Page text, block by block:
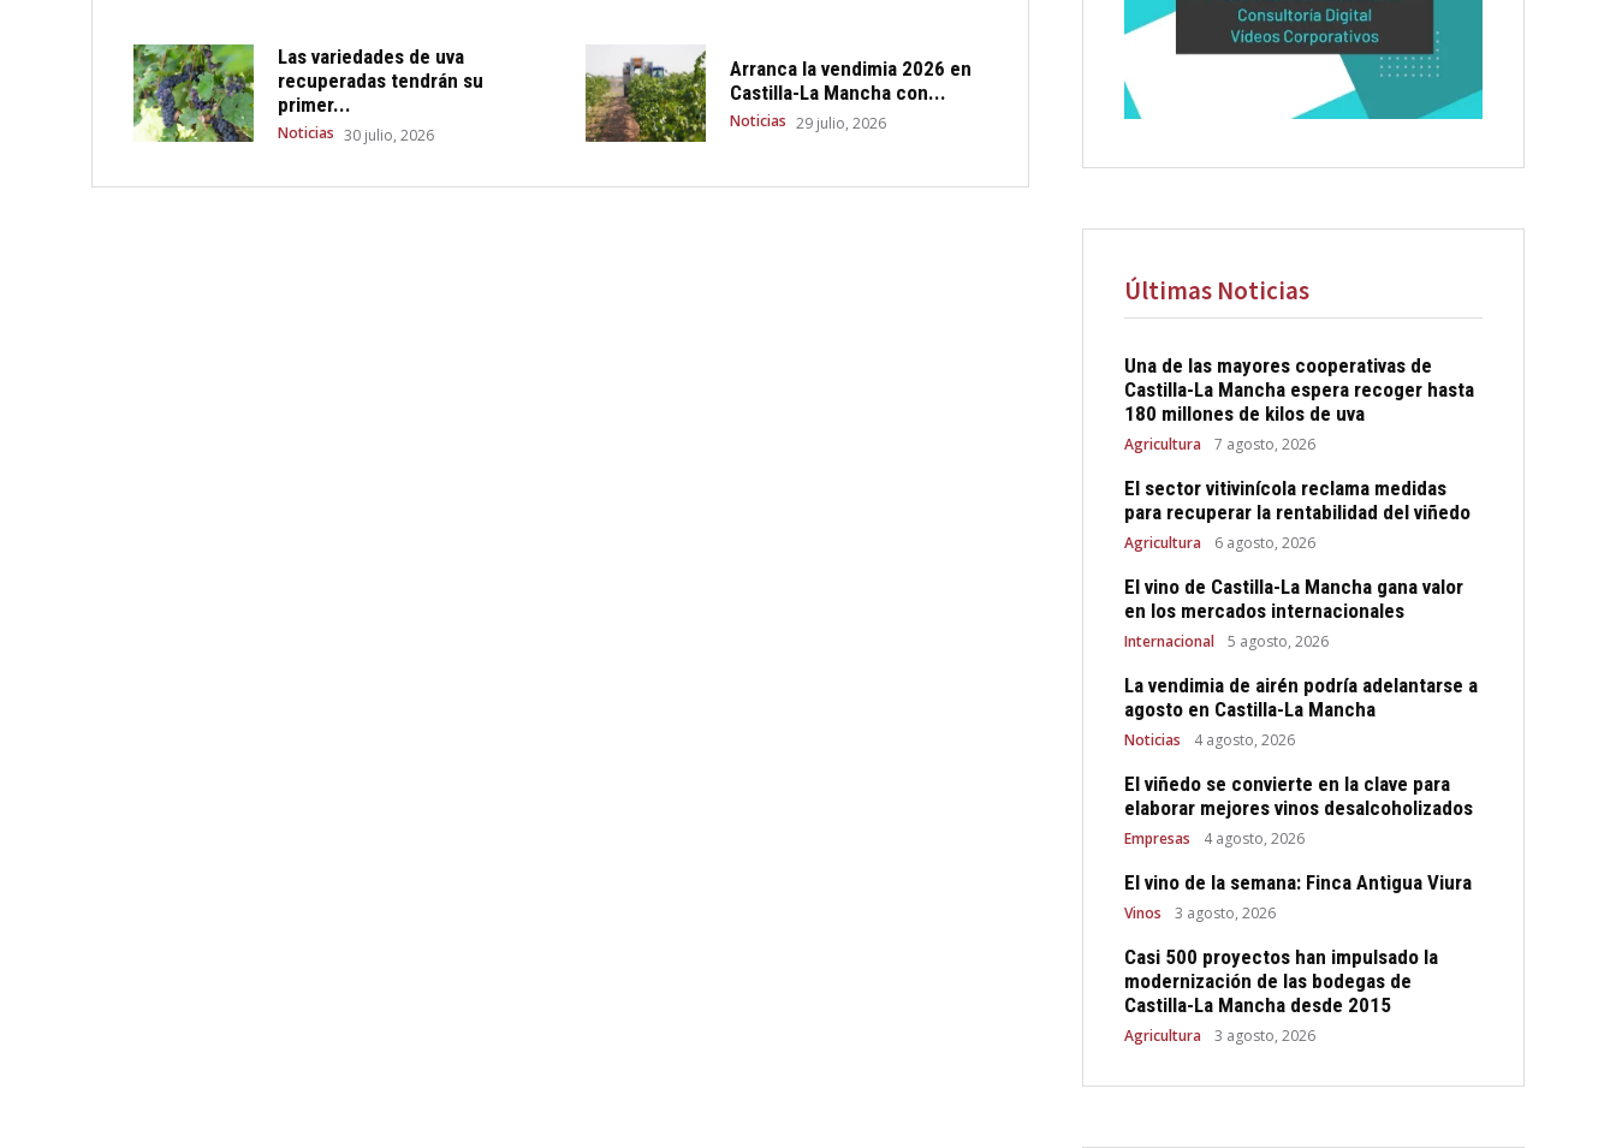
Las variedades de uva
recuperadas tendrán su
primer...
Noticias 30 julio, 2026
Arranca la vendimia 2026 en
Castilla-La Mancha con...
Noticias 29 julio, 2026
Últimas Noticias
Una de las mayores cooperativas de
Castilla-La Mancha espera recoger hasta
180 millones de kilos de uva
Agricultura 7 agosto, 2026
El sector vitivinícola reclama medidas
para recuperar la rentabilidad del viñedo
Agricultura 6 agosto, 2026
El vino de Castilla-La Mancha gana valor
en los mercados internacionales
Internacional 5 agosto, 2026
La vendimia de airén podría adelantarse a
agosto en Castilla-La Mancha
Noticias 4 agosto, 2026
El viñedo se convierte en la clave para
elaborar mejores vinos desalcoholizados
Empresas 4 agosto, 2026
El vino de la semana: Finca Antigua Viura
Vinos 3 agosto, 2026
Casi 500 proyectos han impulsado la
modernización de las bodegas de
Castilla-La Mancha desde 2015
Agricultura 3 agosto, 2026